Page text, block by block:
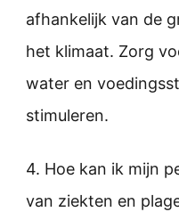
afhankelijk van de
het klimaat. Zorg
water en
stimuleren.
4. Hoe kan ik mijn
van ziekten en